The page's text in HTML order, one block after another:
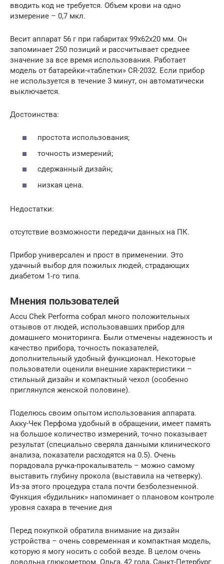
вводить код не требуется. Объем крови на одно
измерение – 0,7 мкл.
Весит аппарат 56 г при габаритах 99x62x20 мм. Он
запоминает 250 позиций и рассчитывает среднее
значение за все время использования. Работает
модель от батарейки-«таблетки» СR-2032. Если прибор
не используется в течение 3 минут, он автоматически
выключается.
Достоинства:
простота использования;
точность измерений;
сдержанный дизайн;
низкая цена.
Недостатки:
отсутствие возможности передачи данных на ПК.
Прибор универсален и прост в применении. Это
удачный выбор для пожилых людей, страдающих
диабетом 1-го типа.
Мнения пользователей
Accu Chek Performa собрал много положительных
отзывов от людей, использовавших прибор для
домашнего мониторинга. Были отмечены надежность и
качество прибора, точность показателей,
дополнительный удобный функционал. Некоторые
пользователи оценили внешние характеристики –
стильный дизайн и компактный чехол (особенно
приглянулся женской половине).
Поделюсь своим опытом использования аппарата.
Акку-Чек Перфома удобный в обращении, имеет память
на большое количество измерений, точно показывает
результат (специально сверяла данными клинического
анализа, показатели расходятся на 0.5). Очень
порадовала ручка-прокалыватель – можно самому
выставить глубину прокола (выставила на четверку).
Из-за этого процедура стала почти безболезненной.
Функция «будильник» напоминает о плановом контроле
уровня сахара в течение дня
Перед покупкой обратила внимание на дизайн
устройства – очень современная и компактная модель,
которую я могу носить с собой везде. В целом очень
довольна глюкометром. Ольга, 42 года, Санкт-Петербург